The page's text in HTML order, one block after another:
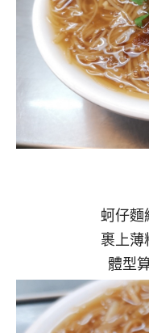
蚵仔麵
裹上薄
體型